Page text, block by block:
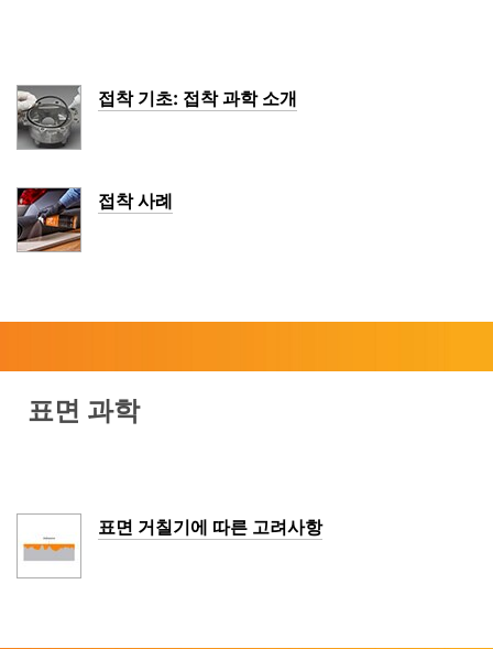
접착 기초: 접착 과학 소개
접착 사례
표면 과학
표면 거칠기에 따른 고려사항